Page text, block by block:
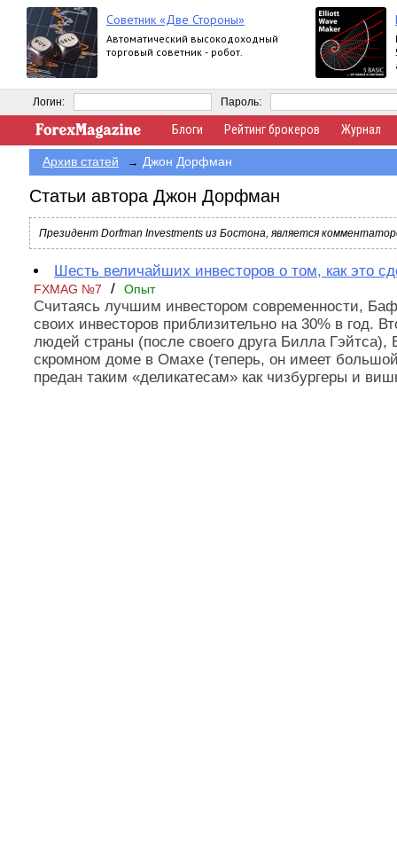
Советник «Две Стороны»
Автоматический высокодоходный
торговый советник - робот.
Логин: Пароль:
Блоги Рейтинг брокеров Журнал
Архив статей → Джон Дорфман
Статьи автора Джон Дорфман
Президент Dorfman Investments из Бостона, является
Шесть величайших инвесторов о том, как это
FXMAG №7 / Опыт
Считаясь лучшим инвестором современности,
своих инвесторов приблизительно на 30% в год.
людей страны (после своего друга Билла
скромном доме в Омахе (теперь, он имеет
предан таким «деликатесам» как чизбургеры и